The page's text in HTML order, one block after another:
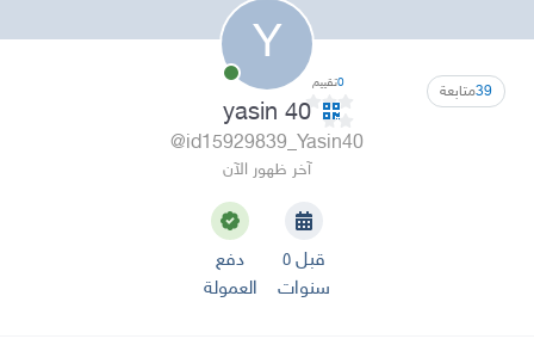
Y
39متابعة 0تقييم
yasin 40
@id15929839_Yasin40
آخر ظهور الآن
قبل ٥
سنوات
دفع
العمولة